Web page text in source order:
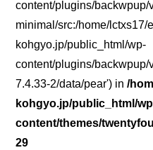
content/plugins/backwpup/
minimal/src:/home/lctxs17/
kohgyo.jp/public_html/wp-
content/plugins/
7.4.33-2/data/pear') in/
kohgyo.jp/public_html/
content/themes/
29